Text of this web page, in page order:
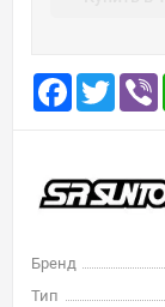
Facebook
Twitter
Бренд
Тип